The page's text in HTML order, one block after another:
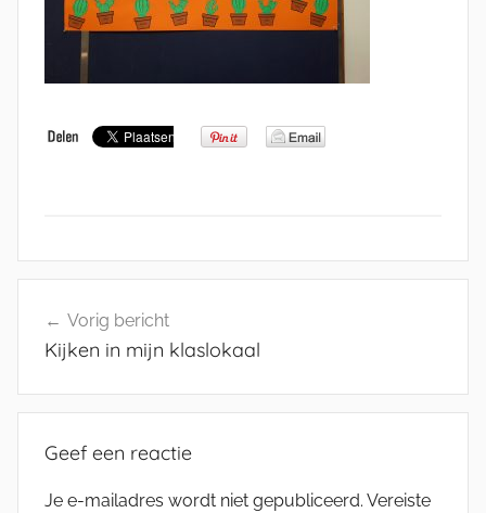
navigatie
Vorig bericht
Kijken in mijn klaslokaal
Geef een reactie
Je e-mailadres wordt niet gepubliceerd. Vereiste